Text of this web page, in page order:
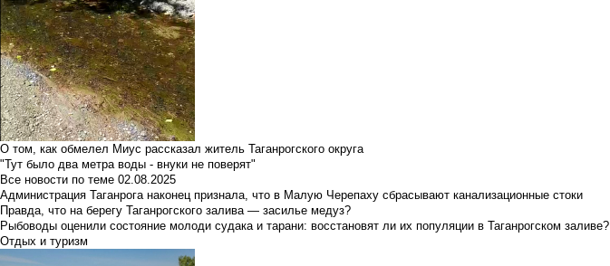
О том, как обмелел Миус рассказал житель Таганрогского округа
"Тут было два метра воды - внуки не поверят"
Все новости по теме 02.08.2025
Администрация Таганрога наконец признала, что в Малую Черепаху сбрасывают канализационные стоки
Правда, что на берегу Таганрогского залива — засилье медуз?
Рыбоводы оценили состояние молоди судака и тарани: восстановят ли их популяции в Таганрогском заливе?
Отдых и туризм